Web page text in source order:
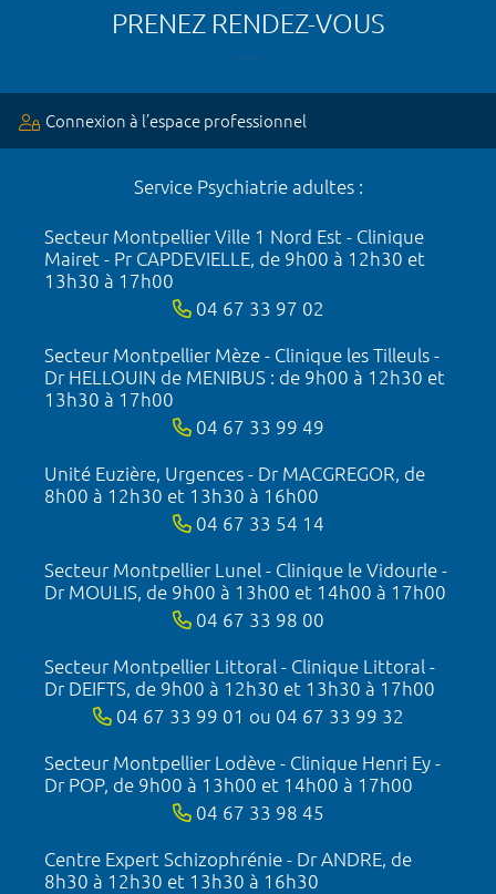
PRENEZ RENDEZ-VOUS
Connexion à l’espace professionnel
Service Psychiatrie adultes :
Secteur Montpellier Ville 1 Nord Est - Clinique
Mairet - Pr CAPDEVIELLE, de 9h00 à 12h30 et
13h30 à 17h00
04 67 33 97 02
Secteur Montpellier Mèze - Clinique les Tilleuls -
Dr HELLOUIN de MENIBUS : de 9h00 à 12h30 et
13h30 à 17h00
04 67 33 99 49
Unité Euzière, Urgences - Dr MACGREGOR, de
8h00 à 12h30 et 13h30 à 16h00
04 67 33 54 14
Secteur Montpellier Lunel - Clinique le Vidourle -
Dr MOULIS, de 9h00 à 13h00 et 14h00 à 17h00
04 67 33 98 00
Secteur Montpellier Littoral - Clinique Littoral -
Dr DEIFTS, de 9h00 à 12h30 et 13h30 à 17h00
04 67 33 99 01 ou 04 67 33 99 32
Secteur Montpellier Lodève - Clinique Henri Ey -
Dr POP, de 9h00 à 13h00 et 14h00 à 17h00
04 67 33 98 45
Centre Expert Schizophrénie - Dr ANDRE, de
8h30 à 12h30 et 13h30 à 16h30